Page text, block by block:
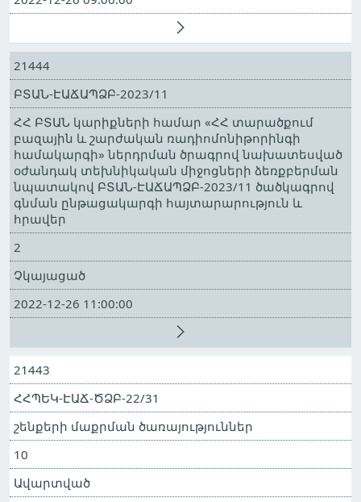
21444
ԲՏԱՆ-ԷԱՃԱՊՁԲ-2023/11
ՀՀ ԲՏԱՆ կարիքների համար «ՀՀ տարածքում
բազային և շարժական ռադիոմոնիթորինգի
համակարգի» ներդրման ծրագրով նախատեսված
օժանդակ տեխնիկական միջոցների ձեռքբերման
նպատակով ԲՏԱՆ-ԷԱՃԱՊՁԲ-2023/11 ծածկագրով
գնման ընթացակարգի հայտարարություն և
հրավեր
2
Չկայացած
2022-12-26 11:00:00
21443
ՀՀՊԵԿ-ԷԱՃ-ԾՁԲ-22/31
շենքերի մաքրման ծառայություններ
10
Ավարտված